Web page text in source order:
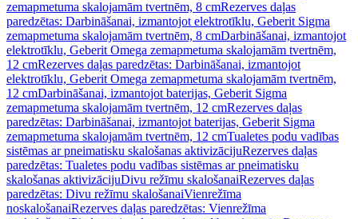
zemapmetuma skalojamām tvertnēm, 8 cmRezerves daļas
paredzētas: Darbināšanai, izmantojot elektrotīklu, Geberit Sigma
zemapmetuma skalojamām tvertnēm, 8 cmDarbināšanai, izmantojot
elektrotīklu, Geberit Omega zemapmetuma skalojamām tvertnēm,
12 cmRezerves daļas paredzētas: Darbināšanai, izmantojot
elektrotīklu, Geberit Omega zemapmetuma skalojamām tvertnēm,
12 cmDarbināšanai, izmantojot baterijas, Geberit Sigma
zemapmetuma skalojamām tvertnēm, 12 cmRezerves daļas
paredzētas: Darbināšanai, izmantojot baterijas, Geberit Sigma
zemapmetuma skalojamām tvertnēm, 12 cmTualetes podu vadības
sistēmas ar pneimatisku skalošanas aktivizācijuRezerves daļas
paredzētas: Tualetes podu vadības sistēmas ar pneimatisku
skalošanas aktivizācijuDivu režīmu skalošanaiRezerves daļas
paredzētas: Divu režīmu skalošanaiVienrežīma
noskalošanaiRezerves daļas paredzētas: Vienrežīma